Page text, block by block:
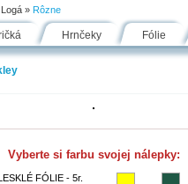
Logá » Rôzne
Hrnčeky Fólie
Vyberte si farbu svojej nálepky:
FÓLIE - 5r.